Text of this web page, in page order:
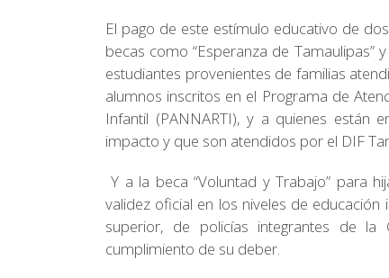
El pago de este estímulo educativo de
becas como “Esperanza de Tamaulipas”
estudiantes provenientes de familias
alumnos inscritos en el Programa de
Infantil (PANNARTI), y a quienes
impacto y que son atendidos por el DIF
Y a la beca “Voluntad y Trabajo” para
validez oficial en los niveles de
superior, de policías integrantes de
cumplimiento de su deber.